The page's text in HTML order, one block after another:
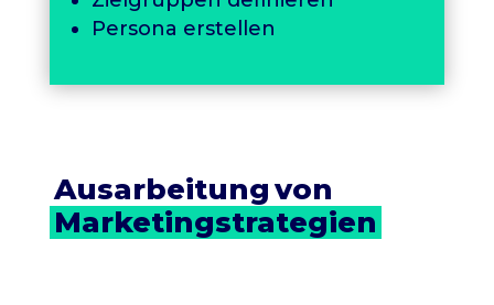
Persona erstellen
Ausarbeitungvon
Marketingstrategien